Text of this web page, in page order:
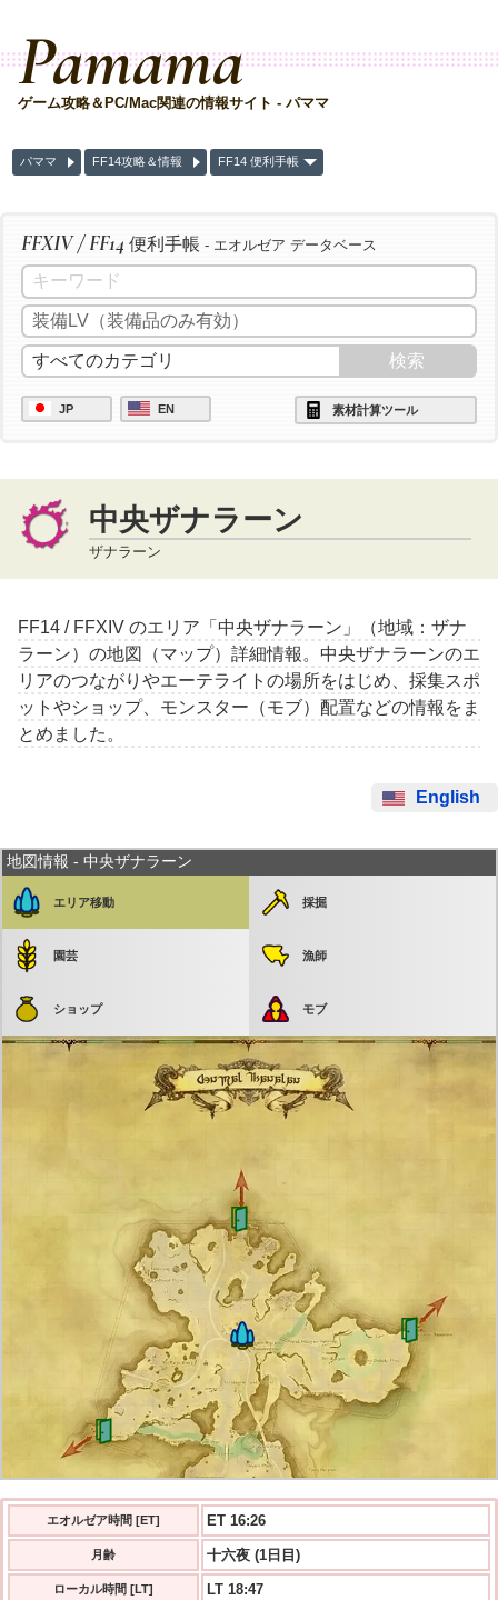
Pamama
ゲーム攻略＆PC/Mac関連の情報サイト - パママ
パママ FF14攻略＆情報 FF14 便利手帳
FFXIV / FF14 便利手帳 - エオルゼア データベース
JP EN 素材計算ツール
中央ザナラーン
ザナラーン
FF14 / FFXIV のエリア「中央ザナラーン」（地域：ザナ
ラーン）の地図（マップ）詳細情報。中央ザナラーンのエ
リアのつながりやエーテライトの場所をはじめ、採集スポ
ットやショップ、モンスター（モブ）配置などの情報をま
とめました。
English
地図情報 - 中央ザナラーン
エリア移動 採掘
園芸 漁師
ショップ モブ
エオルゼア時間 [ET] ET 16:27
月齢 十六夜 (1日目)
ローカル時間 [LT] LT 18:47